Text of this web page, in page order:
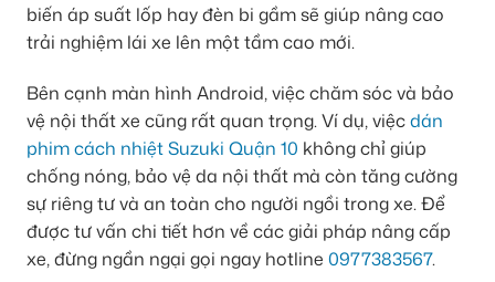
biến áp suất lốp hay đèn bi gầm sẽ giúp nâng cao
trải nghiệm lái xe lên một tầm cao mới.
Bên cạnh màn hình Android, việc chăm sóc và bảo
vệ nội thất xe cũng rất quan trọng. Ví dụ, việcdán
phim cách nhiệt Suzuki Quận 10 không chỉ giúp
chống nóng, bảo vệ da nội thất mà còn tăng cường
sự riêng tư và an toàn cho người ngồi trong xe. Để
được tư vấn chi tiết hơn về các giải pháp nâng cấp
xe, đừng ngần ngại gọi ngay hotline 0977383567.